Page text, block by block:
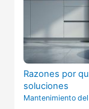
Razones por
soluciones
Mantenimiento